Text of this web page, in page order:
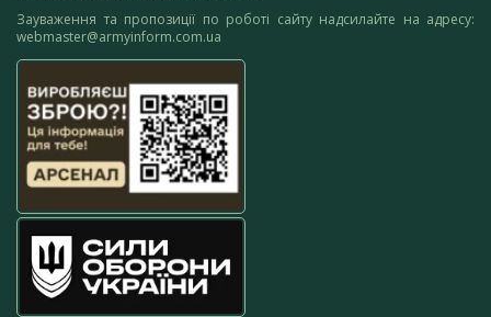
Зауваження та пропозиції по роботі сайту надсилайте на адресу:
webmaster@armyinform.com.ua